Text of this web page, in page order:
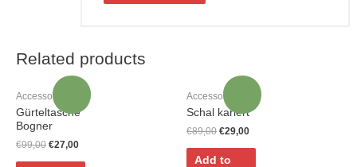
Related products
Accessoires
Gürteltasche
Bogner
€99,00 €27,00
Accessoires
Schal kariert
€89,00 €29,00
Add to